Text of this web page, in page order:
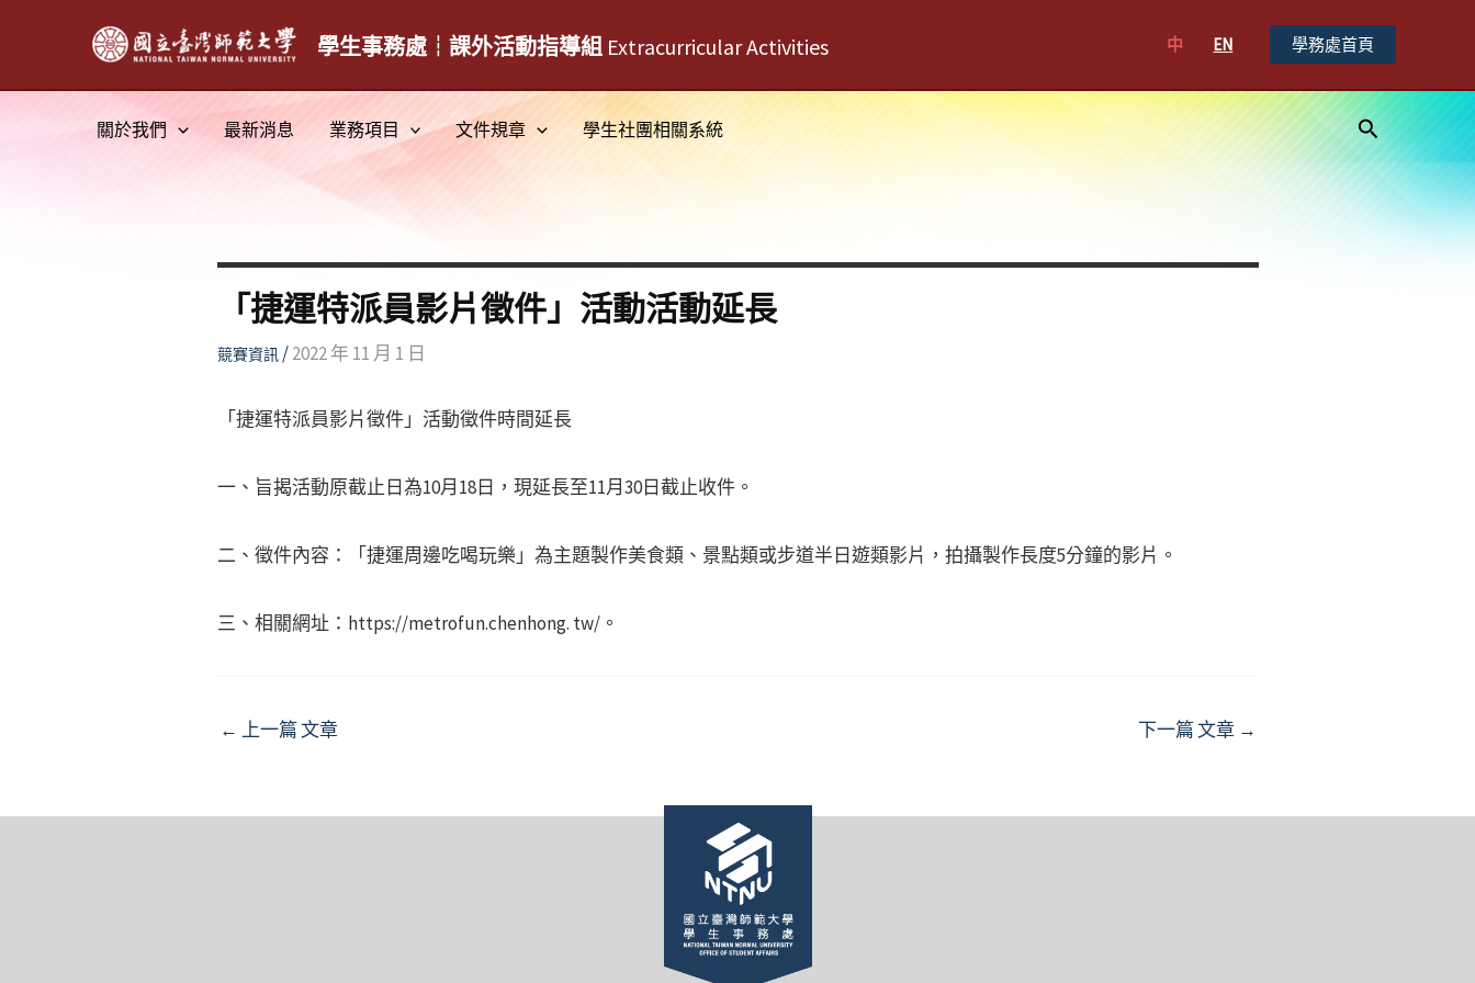
學生事務處┆課外活動指導組 Extracurricular Activities 中 EN 學務處首頁
關於我們 最新消息 業務項目 文件規章 學生社團相關系統
搜
尋
「捷運特派員影片徵件」活動活動延長
競賽資訊/2022 年 11 月 1 日
「捷運特派員影片徵件」活動徵件時間延長
一、旨揭活動原截止日為10月18日，現延長至11月30日截止收件。
二、徵件內容：「捷運周邊吃喝玩樂」為主題製作美食類、景點類或步道半日遊類影片，拍攝製作長度5分鐘的影片。
三、相關網址：https://metrofun.chenhong. tw/。
Post
← 上一篇 文章 下一篇 文章 →